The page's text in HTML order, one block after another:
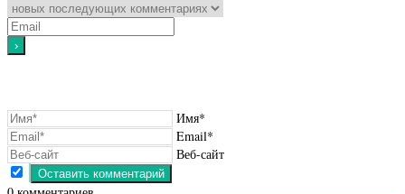
Имя*
Email*
Веб-сайт